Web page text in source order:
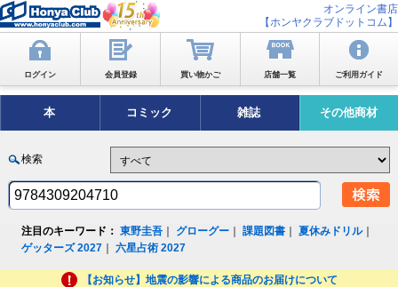
オンライン書店
【ホンヤクラブドットコム】
ログイン 会員登録 買い物かご 店舗一覧 ご利用ガイド
本 コミック 雑誌 その他商材
検索
注目のキーワード： 東野圭吾 グローグー ｜課題図書 ｜夏休みドリル｜
ゲッターズ 2027 ｜六星占術 2027
【お知らせ】地震の影響による商品のお届けについて